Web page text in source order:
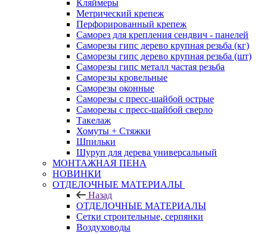
Кляймеры
Метрический крепеж
Перфорированный крепеж
Саморез для крепления сендвич - панелей
Саморезы гипс дерево крупная резьба (кг)
Саморезы гипс дерево крупная резьба (шт)
Саморезы гипс металл частая резьба
Саморезы кровельные
Саморезы оконные
Саморезы с пресс-шайбой острые
Саморезы с пресс-шайбой сверло
Такелаж
Хомуты + Стяжки
Шпильки
Шуруп для дерева универсальный
МОНТАЖНАЯ ПЕНА
НОВИНКИ
ОТДЕЛОЧНЫЕ МАТЕРИАЛЫ
Назад
ОТДЕЛОЧНЫЕ МАТЕРИАЛЫ
Сетки строительные, серпянки
Воздуховоды